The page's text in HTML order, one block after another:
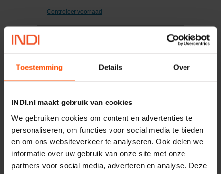
Toestemming Details Over
INDI.nl maakt gebruik van cookies
We gebruiken cookies om content en advertenties te
personaliseren, om functies voor social media te bieden
en om ons websiteverkeer te analyseren. Ook delen we
informatie over uw gebruik van onze site met onze
partners voor social media, adverteren en analyse. Deze
Controleer voorraad
S16 Tyleen kniekoppeling
16mm PP
− Aantal +
Controleer voorraad